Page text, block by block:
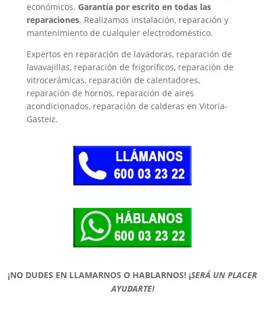
económicos. Garantía por escrito en todas las
reparaciones. Realizamos instalación, reparación y
mantenimiento de cualquier electrodoméstico.
Expertos en reparación de lavadoras, reparación de
lavavajillas, reparación de frigoríficos, reparación de
vitrocerámicas, reparación de calentadores,
reparación de hornos, reparación de aires
acondicionados, reparación de calderas en Vitoria-
Gasteiz.
¡NO DUDES EN LLAMARNOS O HABLARNOS! ¡SERÁ UN PLACER
AYUDARTE!